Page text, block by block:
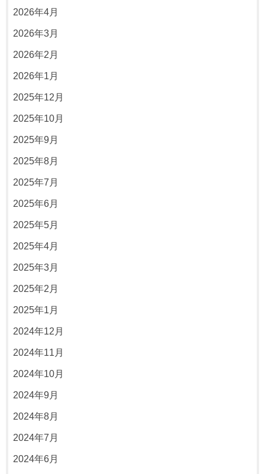
2026年4月
2026年3月
2026年2月
2026年1月
2025年12月
2025年10月
2025年9月
2025年8月
2025年7月
2025年6月
2025年5月
2025年4月
2025年3月
2025年2月
2025年1月
2024年12月
2024年11月
2024年10月
2024年9月
2024年8月
2024年7月
2024年6月